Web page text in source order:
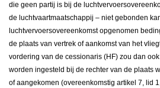
die geen partij is bij de
de luchtvaartmaatschappij – niet gebonden
luchtvervoersovereenkomst opgenomen
de plaats van vertrek of aankomst van het
vordering van de cessionaris (HF) zou dan
worden ingesteld bij de rechter van de plaats
of aangekomen (overeenkomstig artikel 7, lid